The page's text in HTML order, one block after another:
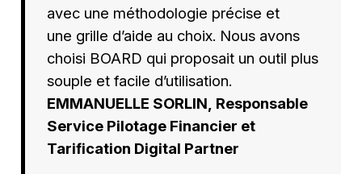
avec une méthodologie précise et
une grille d’aide au choix. Nous avons
choisi BOARD qui proposait un outil plus
souple et facile d’utilisation.
EMMANUELLE SORLIN, Responsable
Service Pilotage Financier et
Tarification Digital Partner